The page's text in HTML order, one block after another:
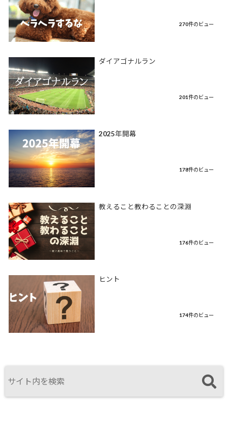
270件のビュー
ダイアゴナルラン
201件のビュー
2025年開幕
178件のビュー
教えること教わることの深淵
176件のビュー
ヒント
174件のビュー